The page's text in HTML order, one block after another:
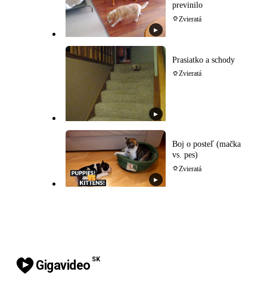
▶
previnilo
Zvieratá
▶
Prasiatko a schody
Zvieratá
▶
Boj o posteľ (mačka
vs. pes)
Zvieratá
Gigavideo SK